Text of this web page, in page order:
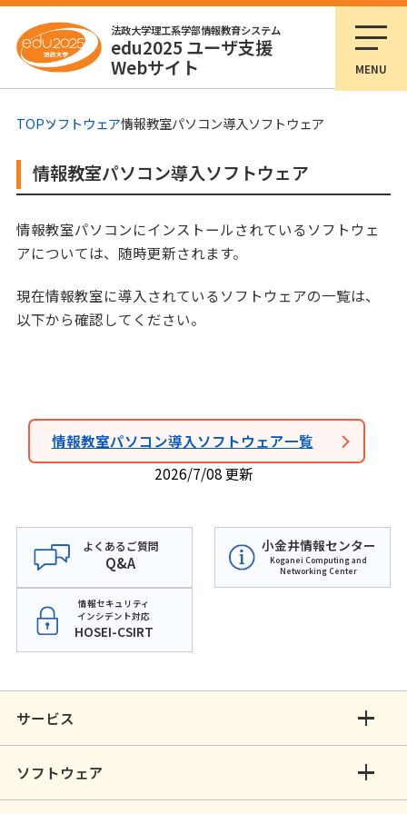
法政大学理工系学部情報教育システム
edu2025 ユーザ支援
Webサイト MENU
TOPソフトウェア情報教室パソコン導入ソフトウェア
情報教室パソコン導入ソフトウェア
情報教室パソコンにインストールされているソフトウェ
アについては、随時更新されます。
現在情報教室に導入されているソフトウェアの一覧は、
以下から確認してください。
情報教室パソコン導入ソフトウェア一覧
2026/7/08 更新
よくあるご質問
Q&A
小金井情報センター
Koganei Computing and
Networking Center
情報セキュリティ
インシデント対応
HOSEI-CSIRT
サービス
ソフトウェア